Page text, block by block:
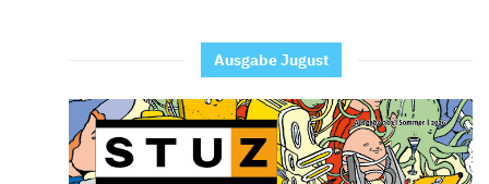
Ausgabe Jugust